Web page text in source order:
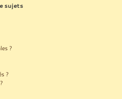
sujets
?
?